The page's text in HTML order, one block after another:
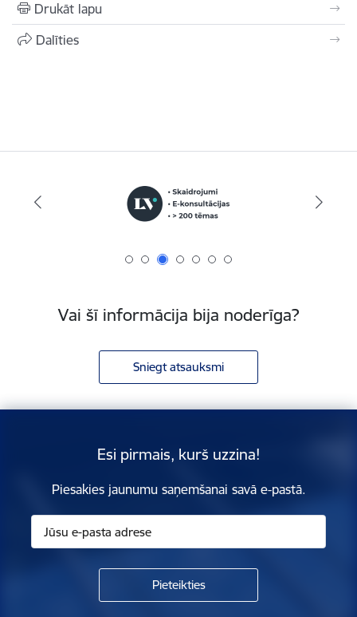
Drukāt lapu
Dalīties
Vai šī informācija bija noderīga?
Sniegt atsauksmi
Esi pirmais, kurš uzzina!
Piesakies jaunumu saņemšanai savā e-pastā.